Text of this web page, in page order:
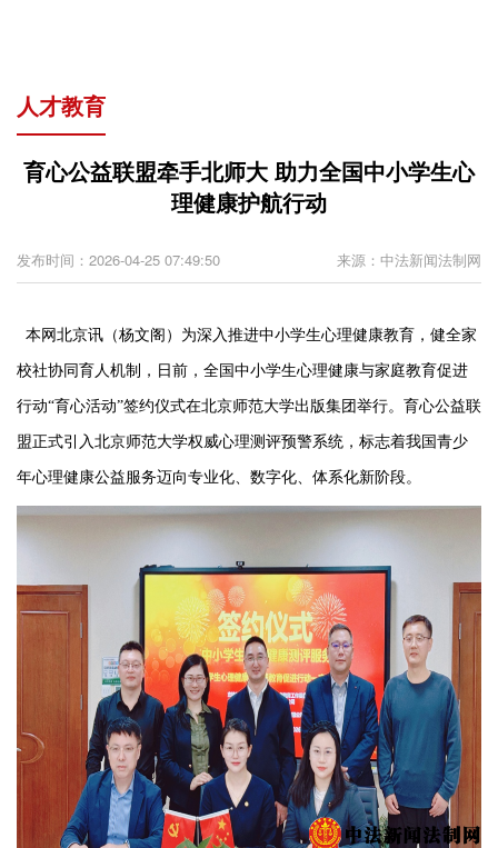
人才教育
育心公益联盟牵手北师大 助力全国中小学生心
理健康护航行动
发布时间：2026-04-25 07:49:50 来源：中法新闻法制网
本网北京讯（杨文阁） 为深入推进中小学生心理健康教育，健全家
校社协同育人机制， 日前 ， 全国中小学生心理健康与家庭教育促进
行动“育心活动”签约仪式在北京师范大学出版集团举行。育心公益联
盟正式引入北京师范大学权威心理测评预警系统，标志着我国青少
年心理健康公益服务迈向专业化、数字化、体系化新阶段。